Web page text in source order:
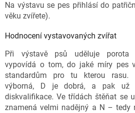
Na výstavu se pes přihlásí do
věku zvířete).
Hodnocení vystavovaných zvířat
Při výstavě psů uděluje porota
vypovídá o tom, do jaké míry pes
standardům pro tu kterou rasu.
výborná, D je dobrá, a pak už
diskvalifikace. Ve třídách štěňat se
znamená velmi nadějný a N – tedy